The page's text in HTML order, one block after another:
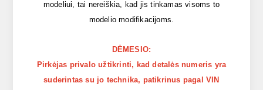
modeliui, tai nereiškia, kad jis tinkamas visoms to
modelio modifikacijoms.
DĖMESIO:
Pirkėjas privalo užtikrinti, kad detalės numeris yra
suderintas su jo technika, patikrinus pagal VIN